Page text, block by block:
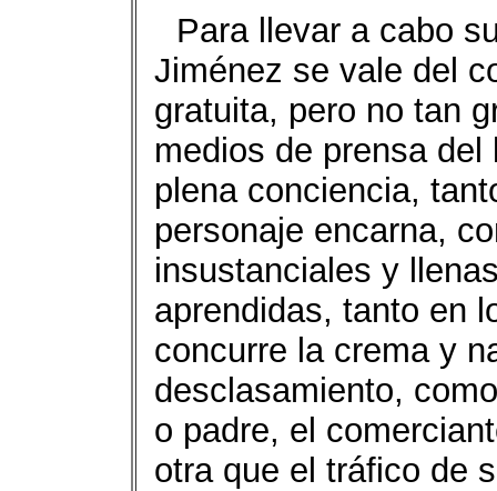
Para llevar a cabo
Jiménez se vale del
gratuita, pero no tan
medios de prensa
plena conciencia,
personaje encarna,
insustanciales y
aprendidas, tanto en
concurre la crema y
desclasamiento,
o padre, el
otra que el tráfico de